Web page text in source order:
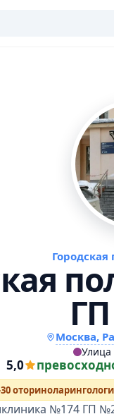
Москва,
Улица
5,0
№174 ГП